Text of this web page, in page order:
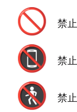
🚫 禁止
📵 禁
🚷 禁